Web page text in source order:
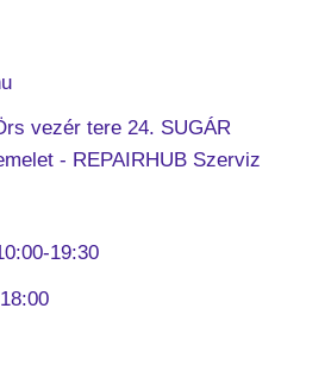
vezér tere 24. SUGÁR
- REPAIRHUB Szerviz
19:30